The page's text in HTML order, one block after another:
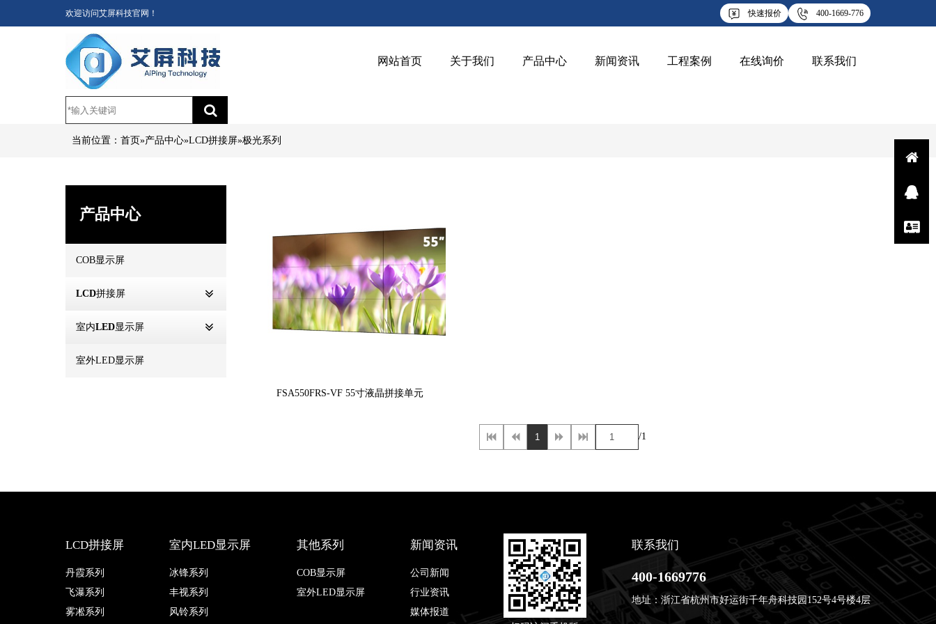
欢迎访问艾屏科技官网！ 快速报价 400-1669-776
网站首页 关于我们 产品中心 新闻资讯 工程案例 在线询价 联系我们
当前位置： 首页 » 产品中心 » LCD拼接屏 » 极光系列
产品中心
COB显示屏
LCD拼接屏
室内LED显示屏
室外LED显示屏
FSA550FRS-VF 55寸液晶拼接单元
1 /1
LCD拼接屏
丹霞系列
飞瀑系列
雾凇系列
室内LED显示屏
冰锋系列
丰视系列
风铃系列
其他系列
COB显示屏
室外LED显示屏
新闻资讯
公司新闻
行业资讯
媒体报道
联系我们
400-1669776
地址：浙江省杭州市好运街千年舟科技园152号4号楼4层